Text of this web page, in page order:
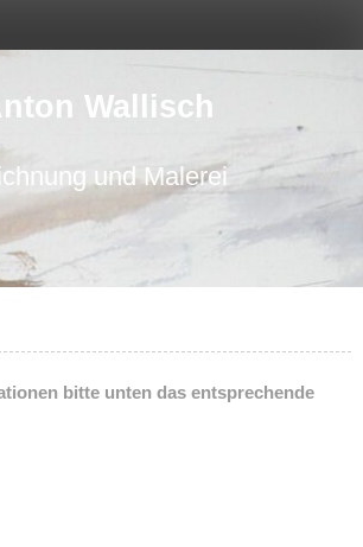
Wallisch
und Malerei
bitte unten das entsprechende